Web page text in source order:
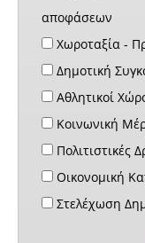
αποφάσεων
Χωροταξία -
Δημοτική
Αθλητικοί
Κοινωνική
Πολιτιστικές
Οικονομική
Στελέχωση